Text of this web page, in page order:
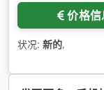
价格信
状况: 新的,